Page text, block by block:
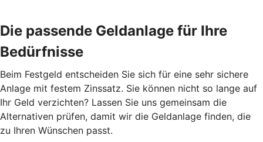
Die passende Geldanlage für Ihre
Bedürfnisse
Beim Festgeld entscheiden Sie sich für eine sehr sichere
Anlage mit festem Zinssatz. Sie können nicht so lange auf
Ihr Geld verzichten? Lassen Sie uns gemeinsam die
Alternativen prüfen, damit wir die Geldanlage finden, die
zu Ihren Wünschen passt.